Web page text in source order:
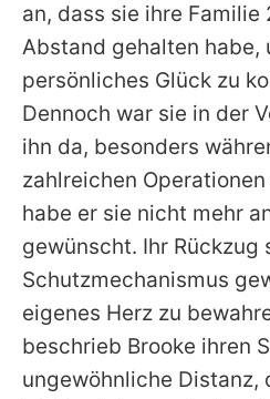
an, dass sie ihre
Abstand gehalten habe,
persönliches Glück zu
Dennoch war sie in der
ihn da, besonders
zahlreichen
habe er sie nicht mehr
gewünscht. Ihr Rückzug
Schutzmechanismus
eigenes Herz zu
beschrieb Brooke ihren
ungewöhnliche Distanz,